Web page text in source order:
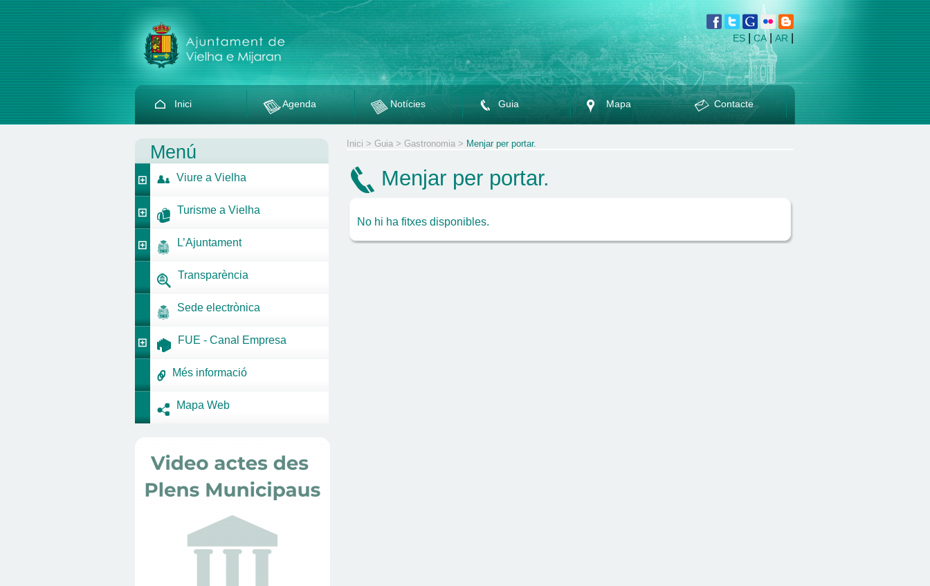
ES CA | AR
Inici Agenda Notícies Guia Mapa Contacte
Menú
Viure a Vielha
Turisme a Vielha
L’Ajuntament
Transparència
Sede electrònica
FUE - Canal Empresa
Més informació
Mapa Web
Inici > Guia > Gastronomia > Menjar per portar.
Menjar per portar.
No hi ha fitxes disponibles.